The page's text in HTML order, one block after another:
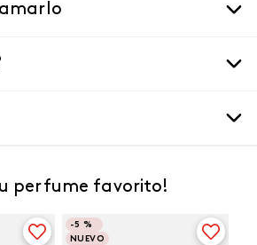
perfume favorito!
-5 %
NUEVO